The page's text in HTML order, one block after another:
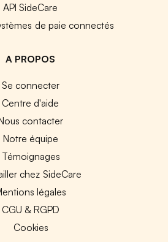
API SideCare
de paie connectés
A PROPOS
Se connecter
Centre d'aide
contacter
Notre équipe
Témoignages
chez SideCare
légales
CGU & RGPD
Cookies